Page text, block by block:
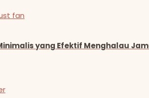
yang Efektif Menghalau